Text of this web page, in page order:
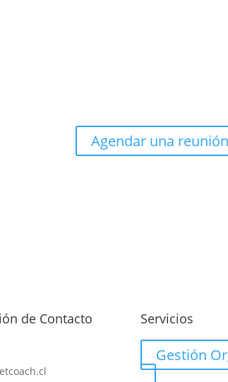
Agendar una reunión
de Contacto
Servicios
Gestión